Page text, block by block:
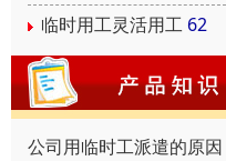
临时用工灵活用工 62
公司用临时工派遣的原因